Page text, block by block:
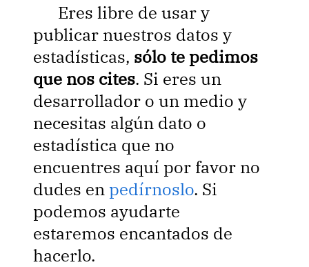
Eres libre de usar y
publicar nuestros datos y
estadísticas, sólo te pedimos
que nos cites. Si eres un
desarrollador o un medio y
necesitas algún dato o
estadística que no
encuentres aquí por favor no
dudes en pedírnoslo. Si
podemos ayudarte
estaremos encantados de
hacerlo.